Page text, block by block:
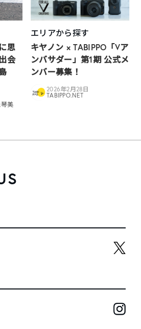
思
会
美
エリアから探す
キヤノン × TABIPPO「Vア
ンバサダー」第1期 公式メ
ンバー募集！
2026年2月28日
TABIPPO.NET